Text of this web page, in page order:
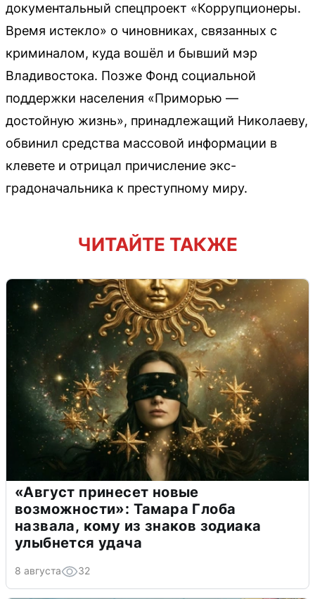
документальный спецпроект «Коррупционеры.
Время истекло» о чиновниках, связанных с
криминалом, куда вошёл и бывший мэр
Владивостока. Позже Фонд социальной
поддержки населения «Приморью —
достойную жизнь», принадлежащий Николаеву,
обвинил средства массовой информации в
клевете и отрицал причисление экс-
градоначальника к преступному миру.
ЧИТАЙТЕ ТАКЖЕ
«Август принесет новые
возможности»: Тамара Глоба
назвала, кому из знаков зодиака
улыбнется удача
8 августа 32